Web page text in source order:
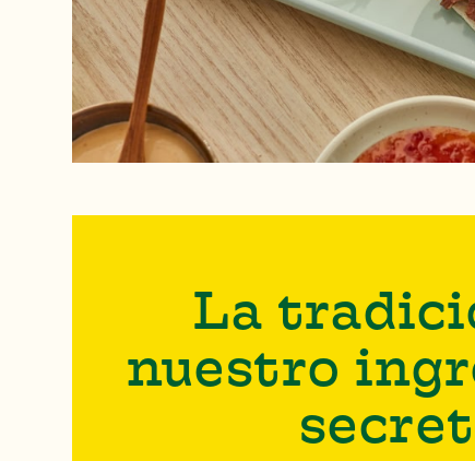
La
nuestro